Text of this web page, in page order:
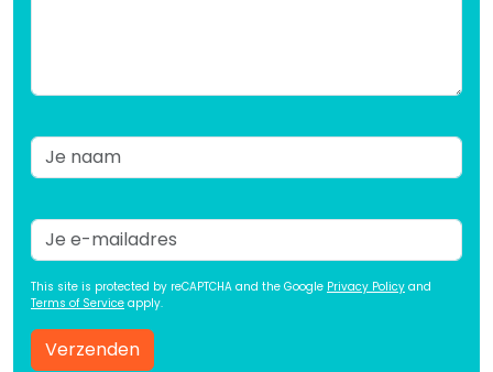
This site is protected by reCAPTCHA and the Google Privacy Policy and
Terms of Service apply.
Verzenden